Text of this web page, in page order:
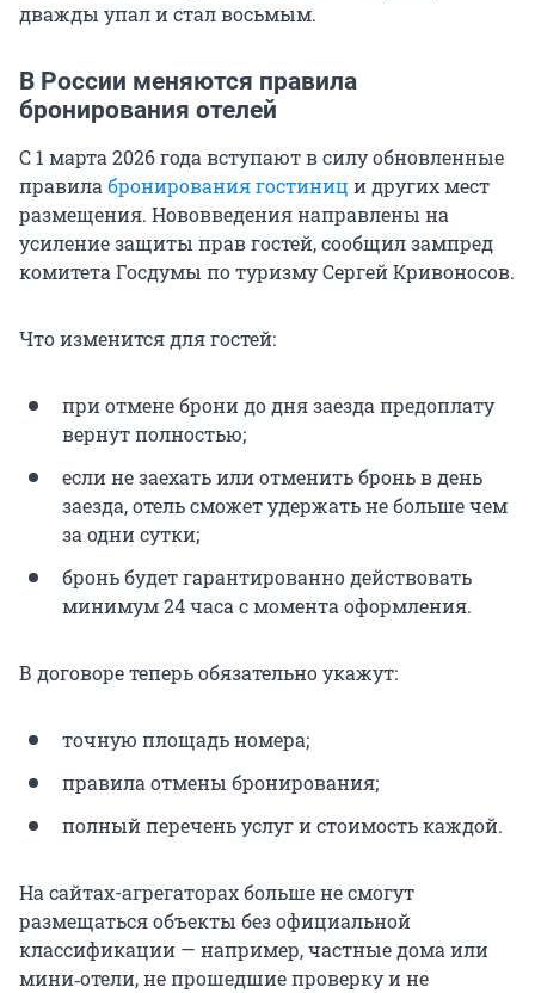
дважды упал и стал восьмым.
В России меняются правила
бронирования отелей
С 1 марта 2026 года вступают в силу обновленные
правилабронирования гостиниц и других мест
размещения. Нововведения направлены на
усиление защиты прав гостей, сообщил зампред
комитета Госдумы по туризму Сергей Кривоносов.
Что изменится для гостей:
при отмене брони до дня заезда предоплату
вернут полностью;
если не заехать или отменить бронь в день
заезда, отель сможет удержать не больше чем
за одни сутки;
бронь будет гарантированно действовать
минимум 24 часа с момента оформления.
В договоре теперь обязательно укажут:
точную площадь номера;
правила отмены бронирования;
полный перечень услуг и стоимость каждой.
На сайтах-агрегаторах больше не смогут
размещаться объекты без официальной
классификации — например, частные дома или
мини‑отели, не прошедшие проверку и не